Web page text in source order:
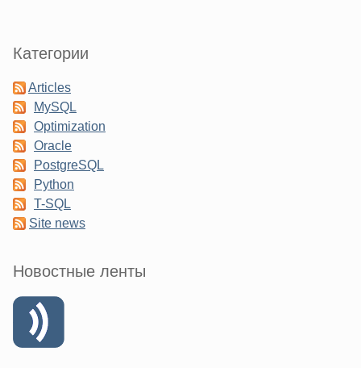
Категории
Articles
MySQL
Optimization
Oracle
PostgreSQL
Python
T-SQL
Site news
Новостные ленты